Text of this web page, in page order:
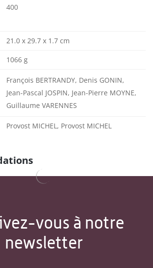
400
21.0 x 29.7 x 1.7 cm
1066 g
François BERTRANDY, Denis GONIN,
Jean-Pascal JOSPIN, Jean-Pierre MOYNE,
Guillaume VARENNES
Provost MICHEL, Provost MICHEL
vous à notre
newsletter